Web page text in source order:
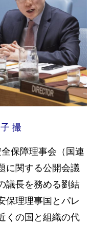
撮
保障理事会（国連
に関する公開会議
議長を務める劉結
保理理事国とパレ
くの国と組織の代